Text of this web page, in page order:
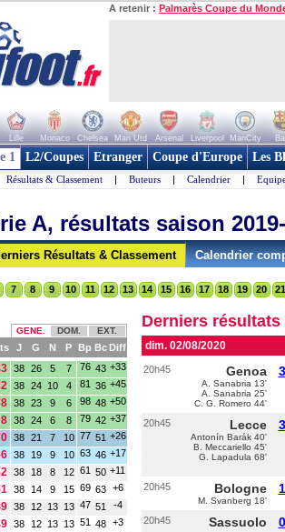
A retenir : Palmarès Coupe du
Lille Monaco Chelsea Man Utd Arsenal Liverpool ManCity
1 L2/Coupes Etranger Coupe d'Europe Les
Résultats & Classement | Buteurs | Calendrier |
A, résultats saison
Résultats & Classement Calendrier
7 8 9 10 11 12 13 14 15 16 17 18 19 20 21
GENE. DOM. EXT.
J G N P Bp Bc Diff
38 26 5 7 76 43 +33
38 24 10 4 81 36 +45
38 23 9 6 98 48 +50
38 24 6 8 79 42 +37
38 21 7 10 77 51 +26
38 19 9 10 63 46 +17
38 18 8 12 61 50 +11
38 14 9 15 69 63 +6
38 12 13 13 47 51 -4
38 12 13 13 51 48 +3
Derniers résultats
dim. 02/08/2020
20h45 Genoa
A. Sanabria 13'
A. Sanabria 25'
C. G. Romero 44'
20h45 Lecce
Antonín Barák 40'
B. Meccariello 45'
G. Lapadula 68'
20h45 Bologne
M. Svanberg 18'
20h45 Sassuolo